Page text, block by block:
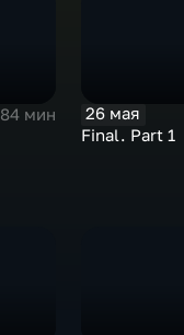
84 мин
26 мая
Final. Part 1